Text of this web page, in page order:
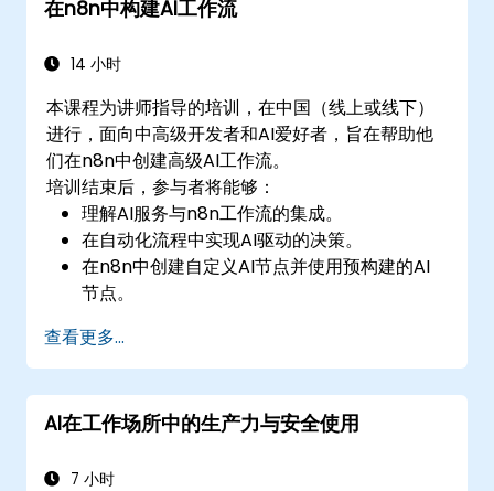
在n8n中构建AI工作流
14 小时
本课程为讲师指导的培训，在中国（线上或线下）
进行，面向中高级开发者和AI爱好者，旨在帮助他
们在n8n中创建高级AI工作流。
培训结束后，参与者将能够：
理解AI服务与n8n工作流的集成。
在自动化流程中实现AI驱动的决策。
在n8n中创建自定义AI节点并使用预构建的AI
节点。
查看更多...
AI在工作场所中的生产力与安全使用
7 小时